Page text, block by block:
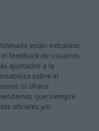
están extraídos
feedback de usuarios.
ajustados a la
sobre el
ni ofrece
que siempre
oficiales y/o